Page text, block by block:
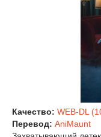
Качество: WEB-DL
Перевод: AniMaunt